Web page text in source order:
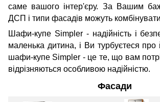
саме вашого інтер'єру. За Вашим
ДСП і типи фасадів можуть
Шафи-купе Simpler - надійність і
маленька дитина, і Ви турбуєтеся про
шафи-купе Simpler - це те, що вам
відрізняються особливою надійністю.
Фасади